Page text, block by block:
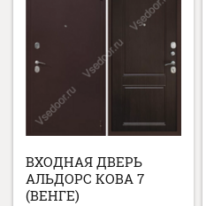
ВХОДНАЯ ДВЕРЬ
АЛЬДОРС КОВА 7
(ВЕНГЕ)